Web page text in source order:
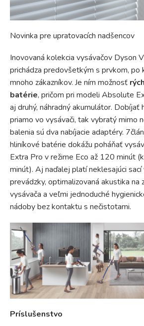
Novinka pre upratovacích nadšencov
Inovovaná kolekcia vysávačov Dyson
prichádza predovšetkým s prvkom, po
mnoho zákazníkov. Je ním možnosť
batérie, pričom pri modeli Absolute
aj druhý, náhradný akumulátor. Dobíjať
priamo vo vysávači, tak vybratý mimo
balenia sú dva nabíjacie adaptéry.
hliníkové batérie dokážu poháňať
Extra Pro v režime Eco až 120 minút
minút). Aj naďalej platí neklesajúci
prevádzky, optimalizovaná akustika na
vysávača a veľmi jednoduché
nádoby bez kontaktu s nečistotami.
Príslušenstvo